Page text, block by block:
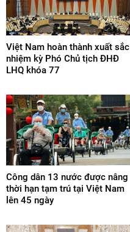
Việt Nam hoàn thành xuất sắc
nhiệm kỳ Phó Chủ tịch ĐHĐ
LHQ khóa 77
Công dân 13 nước được nâng
thời hạn tạm trú tại Việt Nam
lên 45 ngày